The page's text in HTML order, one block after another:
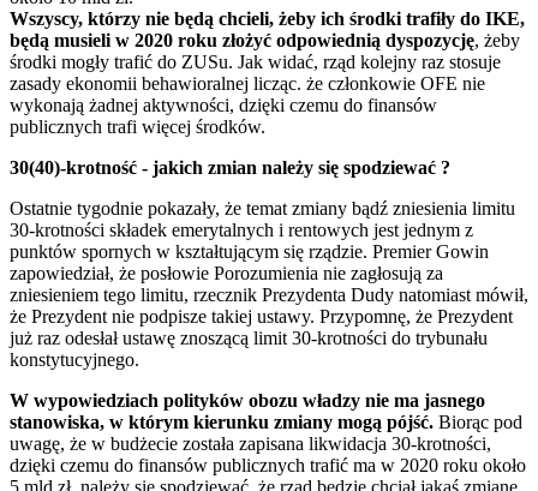
Wszyscy, którzy nie będą chcieli, żeby ich środki trafiły do IKE,
będą musieli w 2020 roku złożyć odpowiednią dyspozycję, żeby
środki mogły trafić do ZUSu. Jak widać, rząd kolejny raz stosuje
zasady ekonomii behawioralnej licząc. że członkowie OFE nie
wykonają żadnej aktywności, dzięki czemu do finansów
publicznych trafi więcej środków.
30(40)-krotność - jakich zmian należy się spodziewać ?
Ostatnie tygodnie pokazały, że temat zmiany bądź zniesienia limitu
30-krotności składek emerytalnych i rentowych jest jednym z
punktów spornych w kształtującym się rządzie. Premier Gowin
zapowiedział, że posłowie Porozumienia nie zagłosują za
zniesieniem tego limitu, rzecznik Prezydenta Dudy natomiast mówił,
że Prezydent nie podpisze takiej ustawy. Przypomnę, że Prezydent
już raz odesłał ustawę znoszącą limit 30-krotności do trybunału
konstytucyjnego.
W wypowiedziach polityków obozu władzy nie ma jasnego
stanowiska, w którym kierunku zmiany mogą pójść. Biorąc pod
uwagę, że w budżecie została zapisana likwidacja 30-krotności,
dzięki czemu do finansów publicznych trafić ma w 2020 roku około